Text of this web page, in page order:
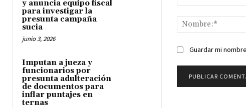
y anuncia equipo fiscal
para investigar la
presunta campaña
sucia
junio 3, 2026
Imputan a jueza y
funcionarios por
presunta adulteración
de documentos para
inflar puntajes en
ternas
Guardar mi